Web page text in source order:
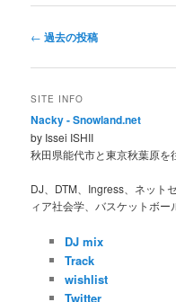
投
ナ
ー
シ
ョ
ン
← 過去の投稿
SITE INFO
Nacky - Snowland.net
by Issei ISHII
秋田県能代市と東京秋葉原を
DJ、DTM、Ingress、ネット
ィア社会学、バスケットボー
DJ mix
Track
wishlist
Twitter